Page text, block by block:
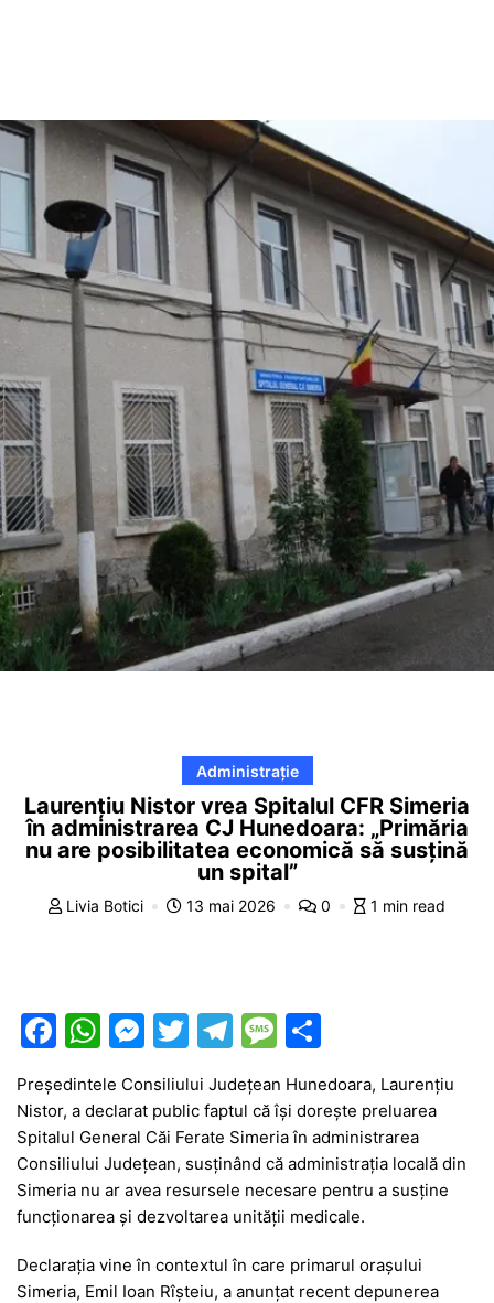
Administrație
Laurențiu Nistor vrea Spitalul CFR Simeria
în administrarea CJ Hunedoara: „Primăria
nu are posibilitatea economică să susțină
un spital”
Livia Botici 13 mai 2026 0 1 min read
F
a
c
e
b
o
k
W
at
s
A
p
p
M
e
s
s
e
n
er
T
w
itt
er
T
e
gr
a
m
M
s
s
a
g
ta
je
a
z
Președintele Consiliului Județean Hunedoara, Laurențiu
Nistor, a declarat public faptul că își dorește preluarea
Spitalul General Căi Ferate Simeriaîn administrarea
Consiliului Județean, susținând că administrația locală din
Simeria nu ar avea resursele necesare pentru a susține
funcționarea și dezvoltarea unității medicale.
Declarația vine în contextul în care primarul orașului
Simeria, Emil Ioan Rîșteiu, a anunțat recent depunerea